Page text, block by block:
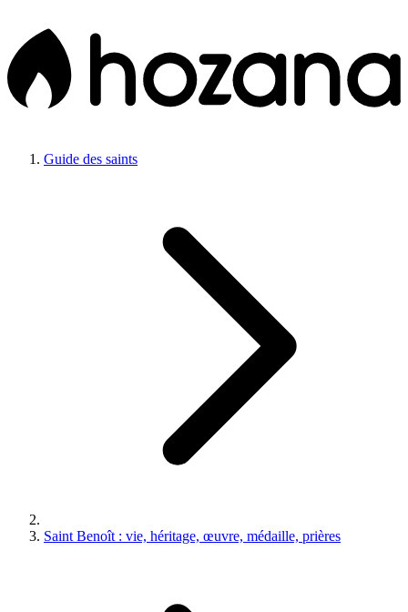
Guide des saints
Saint Benoît : vie, héritage, œuvre, médaille, prières